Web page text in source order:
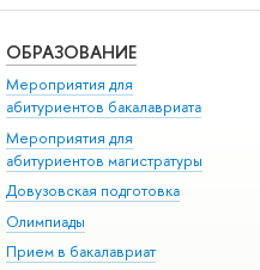
ОБРАЗОВАНИЕ
Мероприятия для
абитуриентов бакалавриата
Мероприятия для
абитуриентов магистратуры
Довузовская подготовка
Олимпиады
Прием в бакалавриат